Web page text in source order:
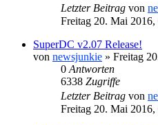
Letzter Beitrag von
Freitag 20. Mai 2016,
SuperDC v2.07 Release!
von newsjunkie » Freitag
0 Antworten
6338 Zugriffe
Letzter Beitrag von
Freitag 20. Mai 2016,